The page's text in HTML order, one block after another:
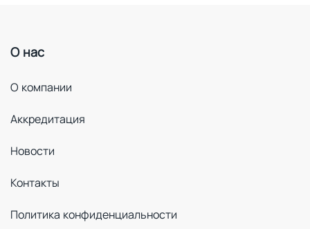
О нас
О компании
Аккредитация
Новости
Контакты
Политика конфиденциальности